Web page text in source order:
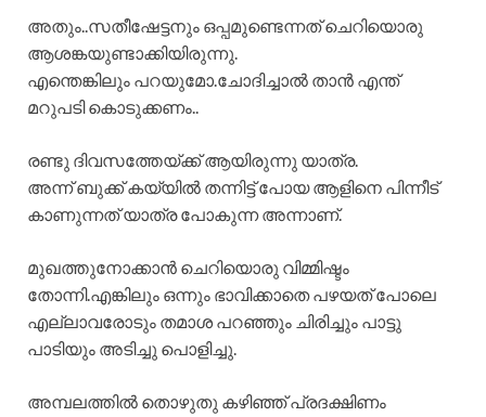
അതും..സതീഷേട്ടനും ഒപ്പമുണ്ടെന്നത് ചെറിയൊരു
ആശങ്കയുണ്ടാക്കിയിരുന്നു.
എന്തെങ്കിലും പറയുമോ.ചോദിച്ചാൽ താൻ എന്ത്
മറുപടി കൊടുക്കണം..
രണ്ടു ദിവസത്തേയ്ക്ക് ആയിരുന്നു യാത്ര.
അന്ന് ബുക്ക്‌ കയ്യിൽ തന്നിട്ട് പോയ ആളിനെ പിന്നീട്
കാണുന്നത് യാത്ര പോകുന്ന അന്നാണ്.
മുഖത്തുനോക്കാൻ ചെറിയൊരു വിമ്മിഷ്ടം
തോന്നി.എങ്കിലും ഒന്നും ഭാവിക്കാതെ പഴയത് പോലെ
എല്ലാവരോടും തമാശ പറഞ്ഞും ചിരിച്ചും പാട്ടു
പാടിയും അടിച്ചു പൊളിച്ചു.
അമ്പലത്തിൽ തൊഴുതു കഴിഞ്ഞ് പ്രദക്ഷിണം